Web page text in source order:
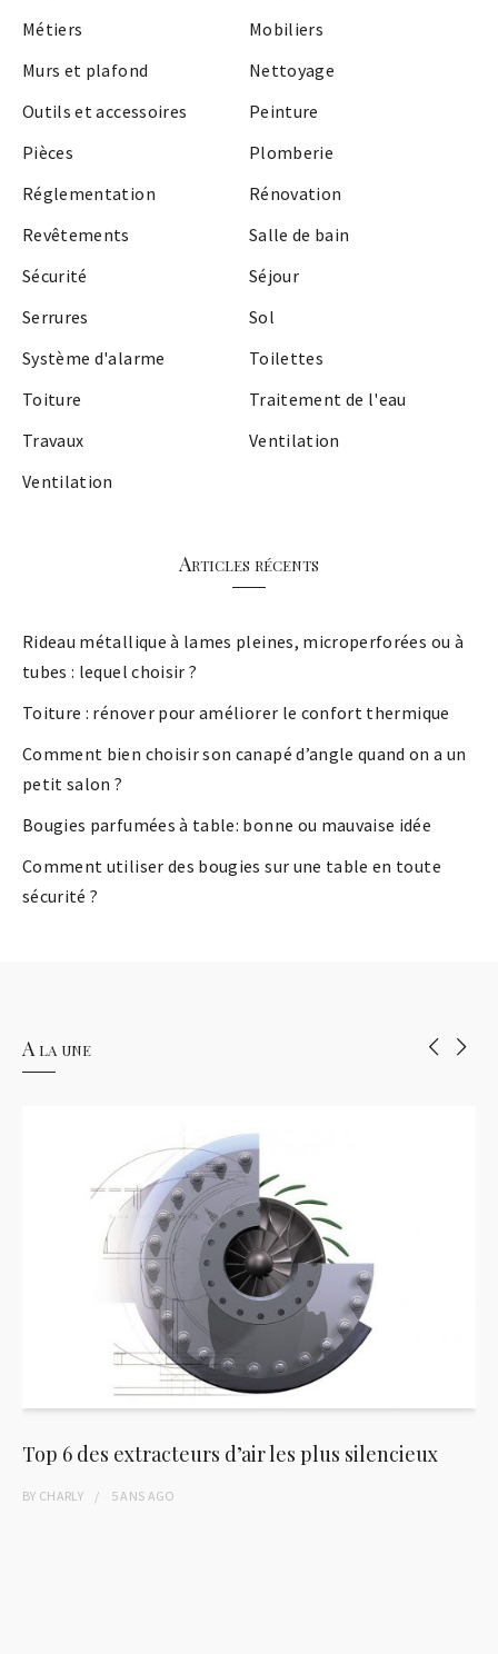
Métiers
Mobiliers
Murs et plafond
Nettoyage
Outils et accessoires
Peinture
Pièces
Plomberie
Réglementation
Rénovation
Revêtements
Salle de bain
Sécurité
Séjour
Serrures
Sol
Système d'alarme
Toilettes
Toiture
Traitement de l'eau
Travaux
Ventilation
Ventilation
Articles récents
Rideau métallique à lames pleines, microperforées ou à
tubes : lequel choisir ?
Toiture : rénover pour améliorer le confort thermique
Comment bien choisir son canapé d’angle quand on a un
petit salon ?
Bougies parfumées à table: bonne ou mauvaise idée
Comment utiliser des bougies sur une table en toute
sécurité ?
A la une
Top 6 des extracteurs d’air les plus silencieux
BY CHARLY 5 ANS AGO